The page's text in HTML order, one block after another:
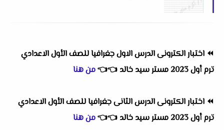
⏪ اختبار الكترونى الدرس الاول جغرافيا للصف الأول الاعدادي
ترم أول 2023 مستر سيد خالد
👈
👈من هنا
⏪ اختبار الكترونى الدرس الثانى جغرافيا للصف الأول الاعدادي
ترم أول 2023 مستر سيد خالد
👈
👈من هنا